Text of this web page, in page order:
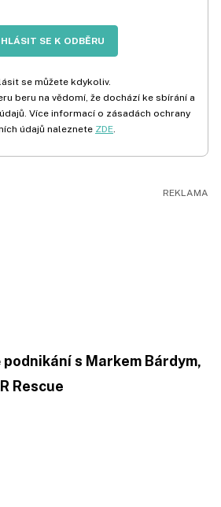
SE K ODBĚRU
se můžete kdykoliv.
beru na vědomí, že dochází ke sbírání a
Více informací o zásadách ochrany
údajů naleznete ZDE.
podnikání s Markem Bárdym,
Rescue